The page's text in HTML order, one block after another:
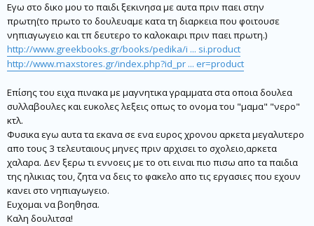
μ
σ
ί
ε
υ
σ
η
Εγω στο δικο μου το παιδι ξεκινησα με αυτα πριν παει στην
πρωτη(το πρωτο το δουλευαμε κατα τη διαρκεια που φοιτουσε
νηπιαγωγειο και τπ δευτερο το καλοκαιρι πριν παει πρωτη.)
http://www.greekbooks.gr/books/pedika/i ... si.product
http://www.maxstores.gr/index.php?id_pr ... er=product
Επίσης του ειχα πινακα με μαγνητικα γραμματα στα οποια δουλεα
συλλαβουλες και ευκολες λεξεις οπως το ονομα του "μαμα" "νερο"
κτλ.
Φυσικα εγω αυτα τα εκανα σε ενα ευρος χρονου αρκετα μεγαλυτερο
απο τους 3 τελευταιους μηνες πριν αρχισει το σχολειο,αρκετα
χαλαρα. Δεν ξερω τι εννοεις με το οτι ειναι πιο πισω απο τα παιδια
της ηλικιας του, ζητα να δεις το φακελο απο τις εργασιες που εχουν
κανει στο νηπιαγωγειο.
Ευχομαι να βοηθησα.
Καλη δουλιτσα!